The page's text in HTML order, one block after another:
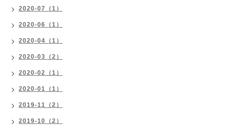
2020-07（1）
2020-06（1）
2020-04（1）
2020-03（2）
2020-02（1）
2020-01（1）
2019-11（2）
2019-10（2）